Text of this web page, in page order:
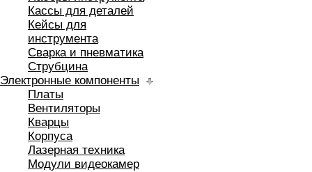
Кассы для деталей
Кейсы для
инструмента
Сварка и пневматика
Струбцина
Электронные компоненты
Платы
Вентиляторы
Кварцы
Корпуса
Лазерная техника
Модули видеокамер